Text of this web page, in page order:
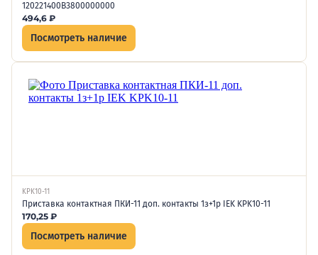
120221400В3800000000
494,6 ₽
Посмотреть наличие
KPK10-11
Приставка контактная ПКИ-11 доп. контакты 1з+1р IEK KPK10-11
170,25 ₽
Посмотреть наличие